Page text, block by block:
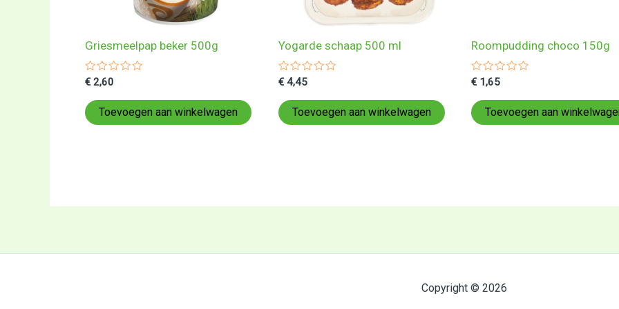
Griesmeelpap beker 500g
Gewaardeerd
uit
5
€ 2,60
Toevoegen aan winkelwagen
Yogarde schaap 500 ml
Gewaardeerd
uit
5
€4,45
Toevoegen aan winkelwagen
Roompudding choco 150g
Gewaardeerd
uit
5
€ 1,65
Toevoegen aan
Copyright © 2026